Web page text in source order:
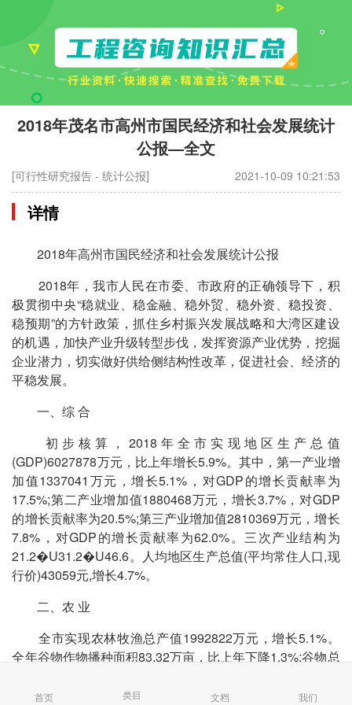
2018年茂名市高州市国民经济和社会发展统计
公报—全文
[可行性研究报告 - 统计公报] 2021-10-09 10:21:53
详情
2018年高州市国民经济和社会发展统计公报
2018年，我市人民在市委、市政府的正确领导下，积
极贯彻中央“稳就业、稳金融、稳外贸、稳外资、稳投资、
稳预期”的方针政策，抓住乡村振兴发展战略和大湾区建设
的机遇，加快产业升级转型步伐，发挥资源产业优势，挖掘
企业潜力，切实做好供给侧结构性改革，促进社会、经济的
平稳发展。
一、综 合
初步核算，2018年全市实现地区生产总值
(GDP)6027878万元，比上年增长5.9%。其中，第一产业增
加值1337041万元，增长5.1%，对GDP的增长贡献率为
17.5%;第二产业增加值1880468万元，增长3.7%，对GDP
的增长贡献率为20.5%;第三产业增加值2810369万元，增长
7.8%，对GDP的增长贡献率为62.0%。三次产业结构为
21.2�U31.2�U46.6。人均地区生产总值(平均常住人口,现
行价)43059元,增长4.7%。
二、农 业
全市实现农林牧渔总产值1992822万元，增长5.1%。
全年谷物作物播种面积83.32万亩，比上年下降1.3%;谷物总
水果总产量160.88万吨，增长8.5%。其中香(大)蕉面积
首页 类目 文档 我们